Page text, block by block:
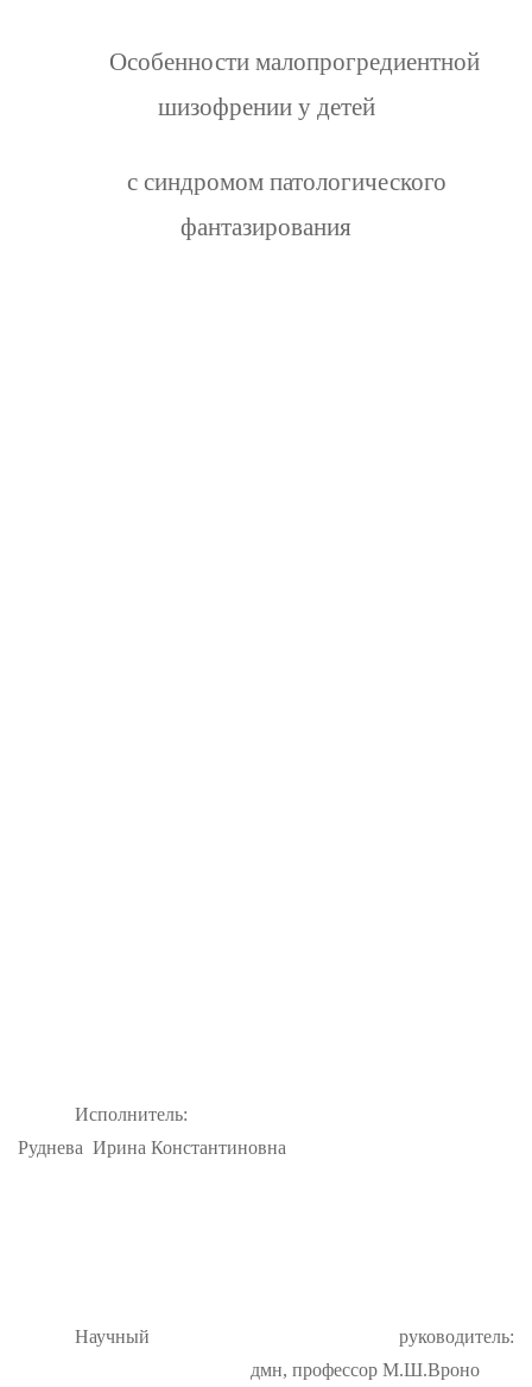
Особенности малопрогредиентной
шизофрении у детей
с синдромом патологического
фантазирования
Исполнитель:
Руднева Ирина Константиновна
Научный
руководитель:
дмн, профессор М.Ш.Вроно